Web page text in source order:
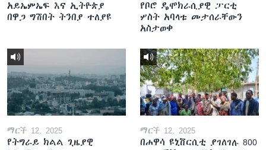
አይኤምኤፍ እና ኢትዮጵያ
በዋጋ ግሽበት ትንበያ ተለያዩ
የቦሮ ዴሞክራሲያዊ ፓርቲ
ሦስት አባላቱ መታሰራቸውን
አስታወቀ
ማርች 12, 2025
የትግራይ ክልል ጊዜያዊ
ማርች 12, 2025
በሐዋሳ ዩኒቨርሲቲ ያገለገሉ 800